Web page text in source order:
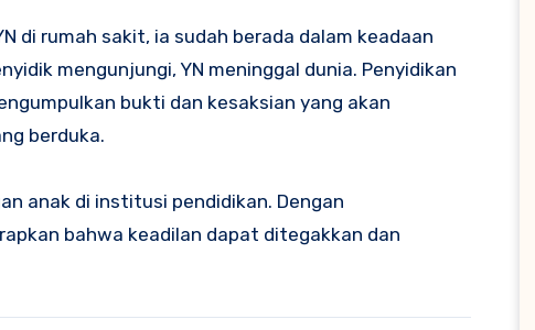
di rumah sakit, ia sudah berada dalam keadaan
mengunjungi, YN meninggal dunia. Penyidikan
bukti dan kesaksian yang akan
berduka.
anak di institusi pendidikan. Dengan
bahwa keadilan dapat ditegakkan dan